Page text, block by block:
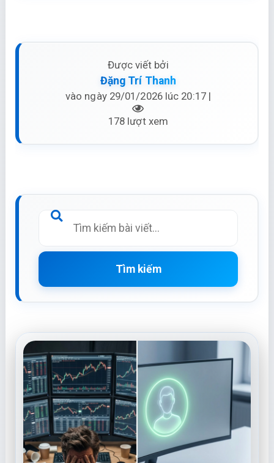
Được viết bởi
Đặng Trí Thanh
vào ngày 29/01/2026 lúc 20:17 |
178 lượt xem
Tìm kiếm